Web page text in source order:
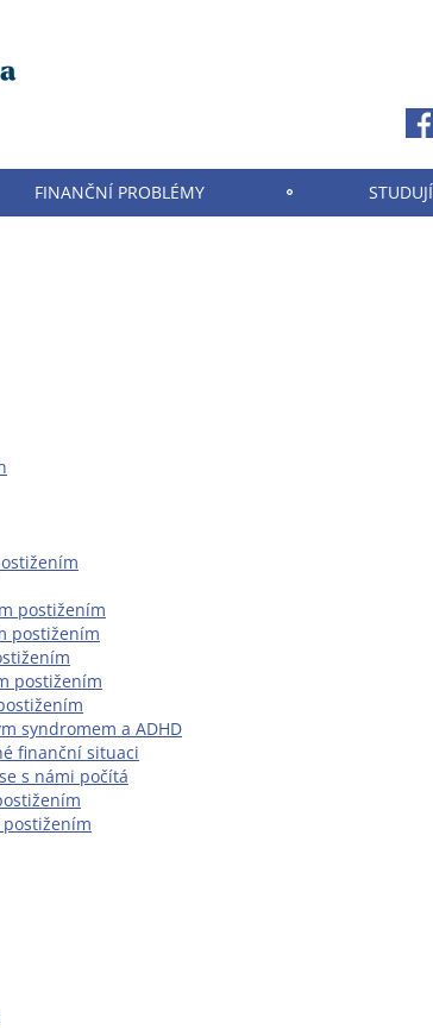
FINANČNÍ PROBLÉMY
postižením
postižením
postižením
syndromem a ADHD
finanční situaci
s námi počítá